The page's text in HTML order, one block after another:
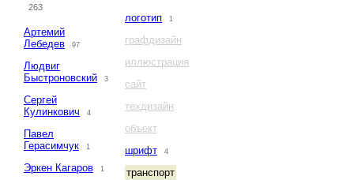
263
Артемий
Лебедев
97
Людвиг
Быстроновский
3
Сергей
Кулинкович
4
Павел
Герасимчук
1
Эркен Кагаров 1
логотип 1
графдизайн
иллюстрация
сайт
техдизайн
объект
шрифт
4
транспорт